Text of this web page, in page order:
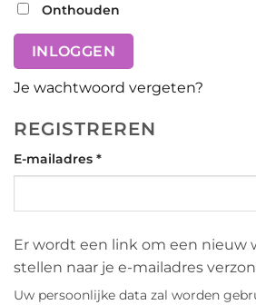
Onthouden
INLOGGEN
Je wachtwoord vergeten?
REGISTREREN
E-mailadres *Vereist
Er wordt een link om een nieuw
stellen naar je e-mailadres
Uw persoonlijke data zal worden